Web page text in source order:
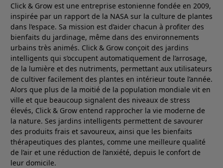
Click & Grow est une entreprise estonienne fondée en 2009,
inspirée par un rapport de la NASA sur la culture de plantes
dans l’espace. Sa mission est d’aider chacun à profiter des
bienfaits du jardinage, même dans des environnements
urbains très animés. Click & Grow conçoit des jardins
intelligents qui s’occupent automatiquement de l’arrosage,
de la lumière et des nutriments, permettant aux utilisateurs
de cultiver facilement des plantes en intérieur toute l’année.
Alors que plus de la moitié de la population mondiale vit en
ville et que beaucoup signalent des niveaux de stress
élevés, Click & Grow entend rapprocher la vie moderne de
la nature. Ses jardins intelligents permettent de savourer
des produits frais et savoureux, ainsi que les bienfaits
thérapeutiques des plantes, comme une meilleure qualité
de l’air et une réduction de l’anxiété, depuis le confort de
leur domicile.